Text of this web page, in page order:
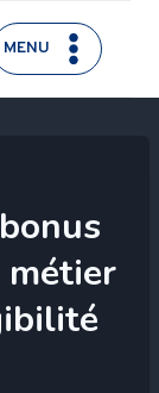
MENU
métier